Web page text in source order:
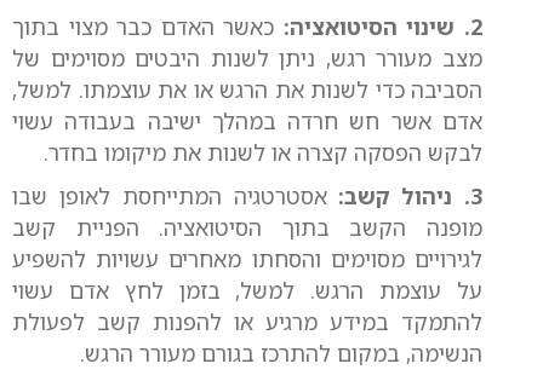
2. שינוי הסיטואציה:
כאשר האדם כבר מצוי בתוך
מצב מעורר רגש, ניתן לשנות היבטים מסוימים של
הסביבה כדי לשנות את הרגש או את עוצמתו. למשל,
אדם אשר חש חרדה במהלך ישיבה בעבודה עשוי
לבקש הפסקה קצרה או לשנות את מיקומו בחדר.
3. ניהול קשב:
אסטרטגיה המתייחסת לאופן שבו
מופנה הקשב בתוך הסיטואציה. הפניית קשב
לגירויים מסוימים והסחתו מאחרים עשויות להשפיע
על עוצמת הרגש. למשל, בזמן לחץ אדם עשוי
להתמקד במידע מרגיע או להפנות קשב לפעולת
הנשימה, במקום להתרכז בגורם מעורר הרגש.